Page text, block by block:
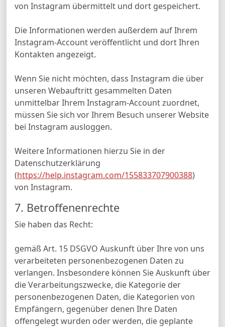
von Instagram übermittelt und dort gespeichert.
Die Informationen werden außerdem auf Ihrem
Instagram-Account veröffentlicht und dort Ihren
Kontakten angezeigt.
Wenn Sie nicht möchten, dass Instagram die über
unseren Webauftritt gesammelten Daten
unmittelbar Ihrem Instagram-Account zuordnet,
müssen Sie sich vor Ihrem Besuch unserer Website
bei Instagram ausloggen.
Weitere Informationen hierzu Sie in der
Datenschutzerklärung
(https://help.instagram.com/155833707900388)
von Instagram.
7. Betroffenenrechte
Sie haben das Recht:
gemäß Art. 15 DSGVO Auskunft über Ihre von uns
verarbeiteten personenbezogenen Daten zu
verlangen. Insbesondere können Sie Auskunft über
die Verarbeitungszwecke, die Kategorie der
personenbezogenen Daten, die Kategorien von
Empfängern, gegenüber denen Ihre Daten
offengelegt wurden oder werden, die geplante